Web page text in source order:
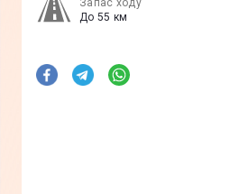
Запас ходу
До 55 км